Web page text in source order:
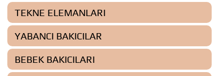
TEKNE ELEMANLARI
YABANCI BAKICILAR
BEBEK BAKICILARI